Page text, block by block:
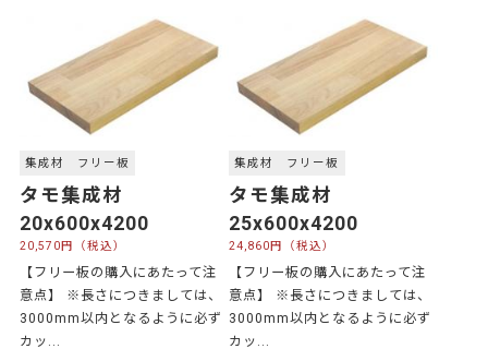
集成材 フリー板
タモ集成材
20x600x4200
20,570円（税込）
【フリー板の購入にあたって注
意点】 ※長さにつきましては、
3000mm以内となるように必ず
カッ...
集成材 フリー板
タモ集成材
25x600x4200
24,860円（税込）
【フリー板の購入にあたって注
意点】 ※長さにつきましては、
3000mm以内となるように必ず
カッ...